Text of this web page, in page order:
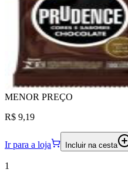
MENOR PREÇO
R$ 9,19
Ir para a loja Incluir na cesta
1